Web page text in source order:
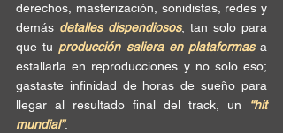
derechos, masterización, sonidistas, redes y
demás detalles dispendiosos, tan solo para
que tu producción saliera en plataformas a
estallarla en reproducciones y no solo eso;
gastaste infinidad de horas de sueño para
llegar al resultado final del track, un
“hit
mundial”.